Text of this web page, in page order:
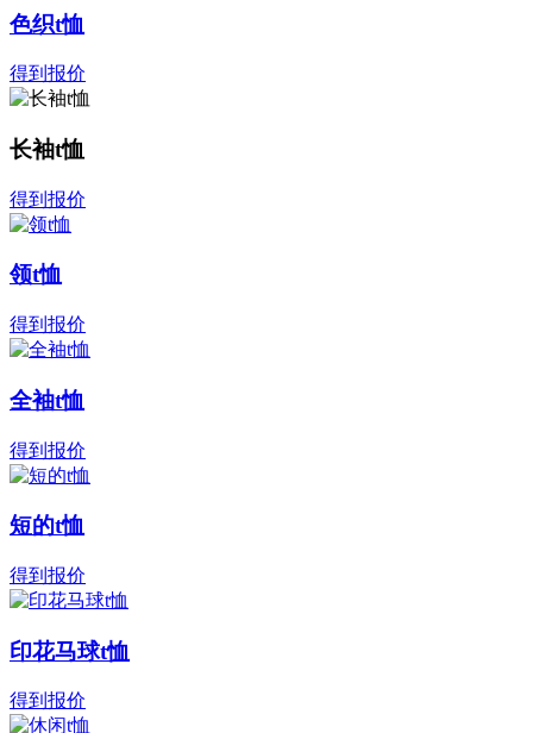
色织t恤
得到报价
长袖t恤
得到报价
领t恤
得到报价
全袖t恤
得到报价
短的t恤
得到报价
印花马球t恤
得到报价